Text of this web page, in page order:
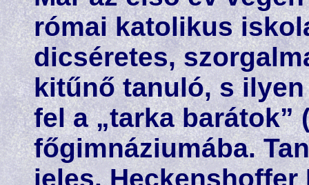
római katolikus
dicséretes,
kitűnő tanuló, s
fel a „tarka barátok”
főgimnáziumába.
jeles. Heckenshoffer